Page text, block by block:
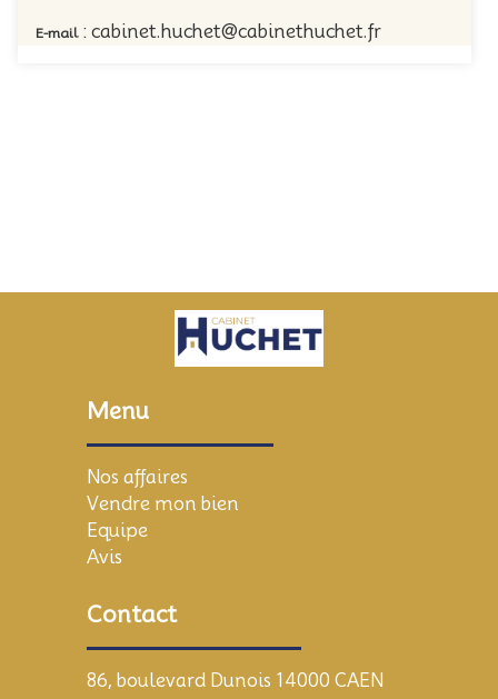
E-mail: cabinet.huchet@cabinethuchet.fr
Menu
Nos affaires
Vendre mon bien
Equipe
Avis
Contact
86, boulevard Dunois 14000 CAEN